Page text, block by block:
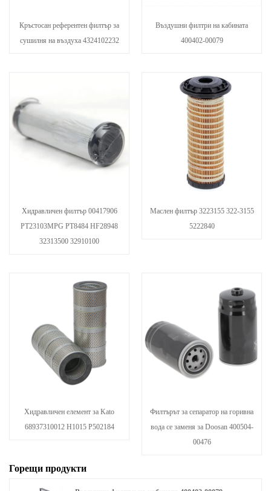
Кръстосан референтен филтър за
сушилня на въздуха 4324102232
Въздушни филтри на кабината
400402-00079
Хидравличен филтър 00417906
PT23103MPG PT8484 HF28948
32313500 32910100
Маслен филтър 3223155 322-3155
5222840
Хидравличен елемент за Kato
68937310012 H1015 P502184
Филтърът за сепаратор на горивна
вода се заменя за Doosan 400504-
00476
Горещи продукти